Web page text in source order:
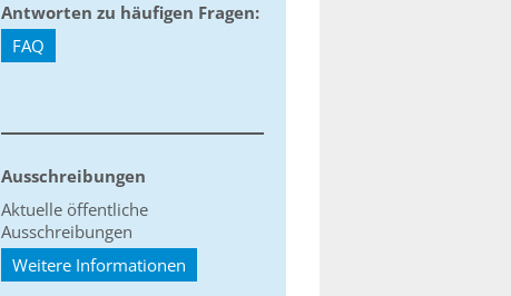
Antworten zu häufigen Fragen:
FAQ
Ausschreibungen
Aktuelle öffentliche
Ausschreibungen
Weitere Informationen